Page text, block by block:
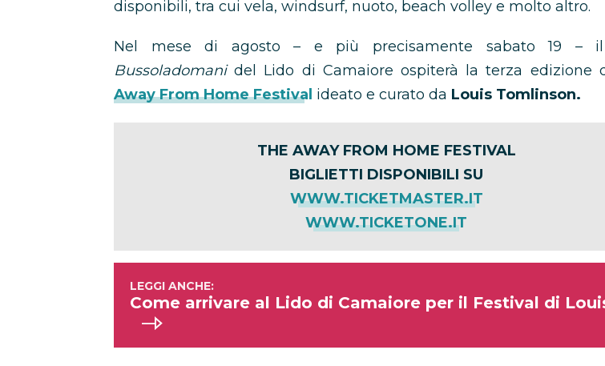
disponibili, tra cui vela, windsurf, nuoto, beach volley e molto altro.
Nel mese di agosto – e più precisamente sabato 19 –
Bussoladomanidel Lido di Camaiore ospiterà la terza edizione
Away From Home Festival ideato e curato da Louis Tomlinson.
THE AWAY FROM HOME FESTIVAL
BIGLIETTI DISPONIBILI SU
WWW.TICKETMASTER.IT
WWW.TICKETONE.IT
Come arrivare al Lido di Camaiore per il Festival di